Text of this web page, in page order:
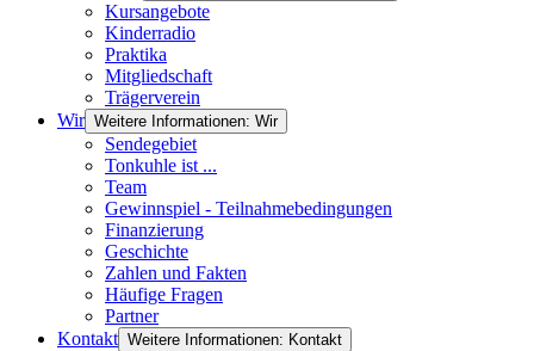
Kursangebote
Kinderradio
Praktika
Mitgliedschaft
Trägerverein
Wir Weitere Informationen: Wir
Sendegebiet
Tonkuhle ist ...
Team
Gewinnspiel - Teilnahmebedingungen
Finanzierung
Geschichte
Zahlen und Fakten
Häufige Fragen
Partner
Kontakt Weitere Informationen: Kontakt